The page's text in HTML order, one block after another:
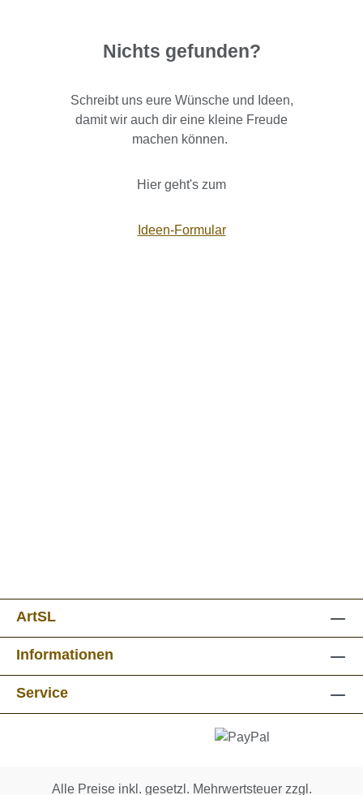
Nichts gefunden?
Schreibt uns eure Wünsche und Ideen,
damit wir auch dir eine kleine Freude
machen können.
Hier geht's zum
Ideen-Formular
ArtSL
Informationen
Service
Alle Preise inkl. gesetzl. Mehrwertsteuer zzgl.